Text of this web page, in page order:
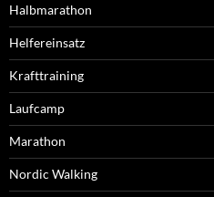
Halbmarathon
Helfereinsatz
Krafttraining
Laufcamp
Marathon
Nordic Walking